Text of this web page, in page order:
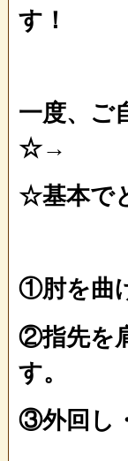
す！
一度、ご
☆→
☆基本で
①肘を曲
②指先を
す。
③外回し